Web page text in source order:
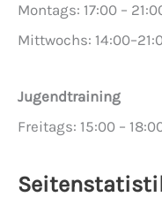
Montags: 17:00 –
Mittwochs:
Jugendtraining
Freitags: 15:00 –